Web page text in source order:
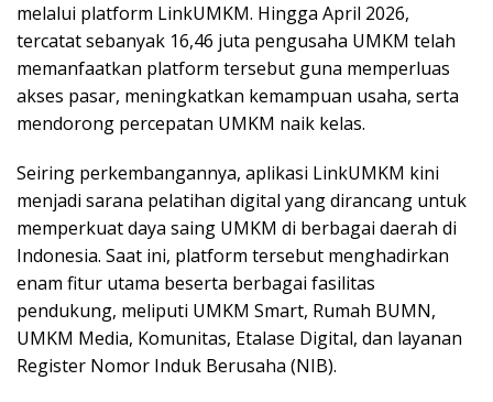
melalui platform LinkUMKM. Hingga April 2026,
tercatat sebanyak 16,46 juta pengusaha UMKM telah
memanfaatkan platform tersebut guna memperluas
akses pasar, meningkatkan kemampuan usaha, serta
mendorong percepatan UMKM naik kelas.
Seiring perkembangannya, aplikasi LinkUMKM kini
menjadi sarana pelatihan digital yang dirancang untuk
memperkuat daya saing UMKM di berbagai daerah di
Indonesia. Saat ini, platform tersebut menghadirkan
enam fitur utama beserta berbagai fasilitas
pendukung, meliputi UMKM Smart, Rumah BUMN,
UMKM Media, Komunitas, Etalase Digital, dan layanan
Register Nomor Induk Berusaha (NIB).